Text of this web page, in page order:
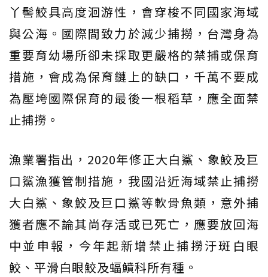
丫髻鮫具高度洄游性，會穿梭不同國家海域
與公海。國際間致力於減少捕撈，台灣身為
重要育幼場所卻未採取更嚴格的禁捕或保育
措施，會成為保育鏈上的缺口，千萬不要成
為壓垮國際保育的最後一根稻草，應全面禁
止捕撈。
漁業署指出，2020年修正大白鯊、象鮫及巨
口鯊漁獲管制措施，我國沿近海域禁止捕撈
大白鯊、象鮫及巨口鯊等軟骨魚類，意外捕
獲者應不論其尚存活或已死亡，應要放回海
中並申報，今年起新增禁止捕撈汙斑白眼
鮫、平滑白眼鮫及蝠鱝科所有種。